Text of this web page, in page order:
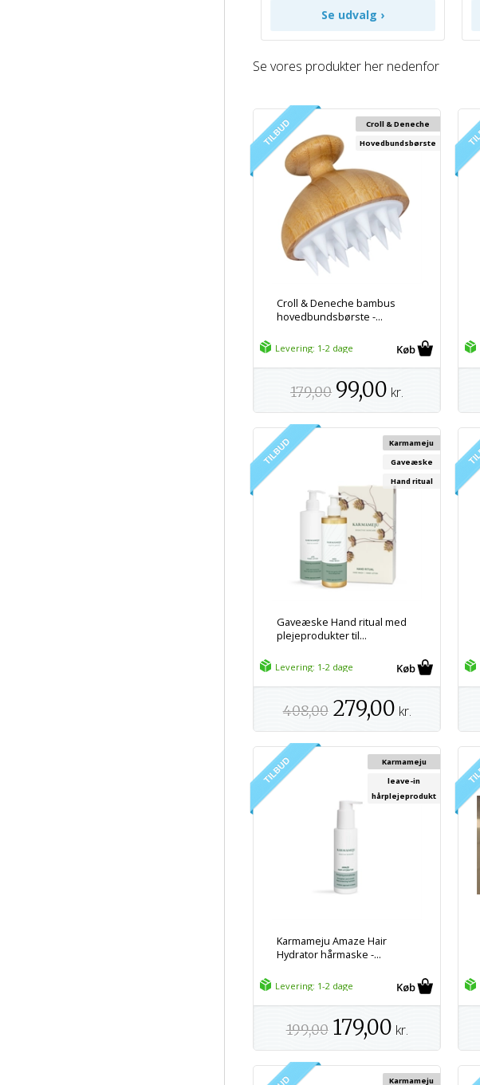
Se vores produkter her nedenfor
Croll & Deneche bambus
hovedbundsbørste -...
Croll & Deneche
Hovedbundsbørste
Levering: 1-2 dage
179,00 99,00 kr.
Gaveæske Hand ritual med
plejeprodukter til...
Karmameju
Gaveæske
Hand ritual
Levering: 1-2 dage
408,00 279,00 kr.
Karmameju Amaze Hair
Hydrator hårmaske -...
Karmameju
leave-in
hårplejeprodukt
Levering: 1-2 dage
199,00 179,00 kr.
Karmameju